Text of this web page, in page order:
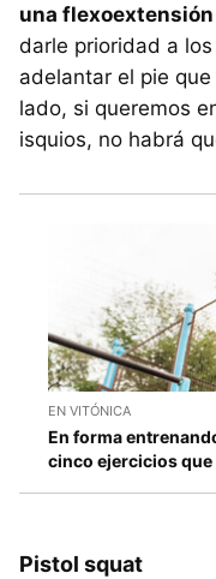
una
darle prioridad a
adelantar el pie
lado, si queremos
isquios, no habrá
EN VITÓNICA
En forma
cinco ejercicios
Pistol squat